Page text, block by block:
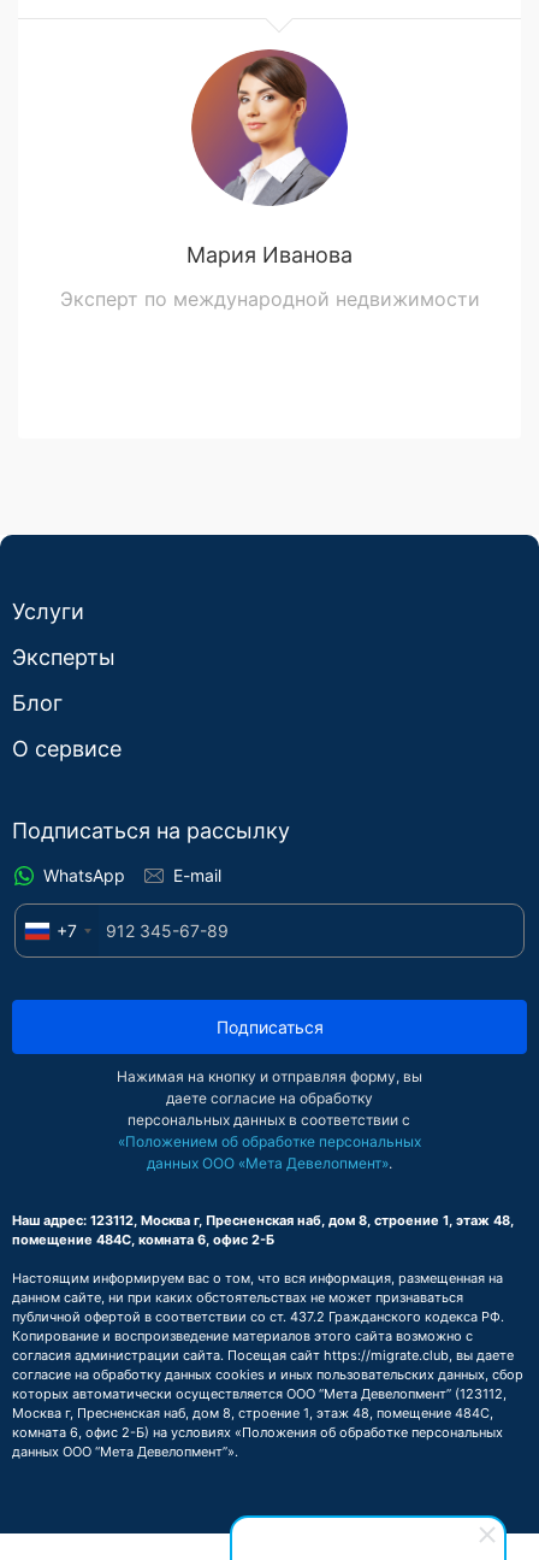
Мария Иванова
Эксперт по международной недвижимости
Услуги
Эксперты
Блог
О сервисе
Подписаться на рассылку
WhatsApp E-mail
+7
Подписаться
Нажимая на кнопку и отправляя форму, вы
даете согласие на обработку
персональных данных в соответствии с
«Положением об обработке персональных
данных ООО «Мета Девелопмент».
Наш адрес: 123112, Москва г, Пресненская наб, дом 8, строение 1, этаж 48,
помещение 484С, комната 6, офис 2-Б
Настоящим информируем вас о том, что вся информация, размещенная на
данном сайте, ни при каких обстоятельствах не может признаваться
публичной офертой в соответствии со ст. 437.2 Гражданского кодекса РФ.
Копирование и воспроизведение материалов этого сайта возможно с
согласия администрации сайта. Посещая сайт https://migrate.club, вы даете
согласие на обработку данных cookies и иных пользовательских данных, сбор
которых автоматически осуществляется ООО “Мета Девелопмент” (123112,
Москва г, Пресненская наб, дом 8, строение 1, этаж 48, помещение 484С,
комната 6, офис 2-Б) на условиях «Положения об обработке персональных
данных ООО “Мета Девелопмент”».